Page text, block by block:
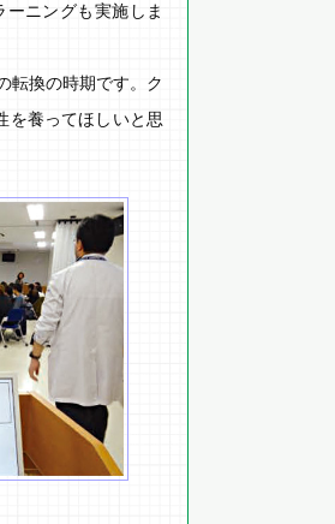
ニングも実施しま
転換の時期です。ク
を養ってほしいと思